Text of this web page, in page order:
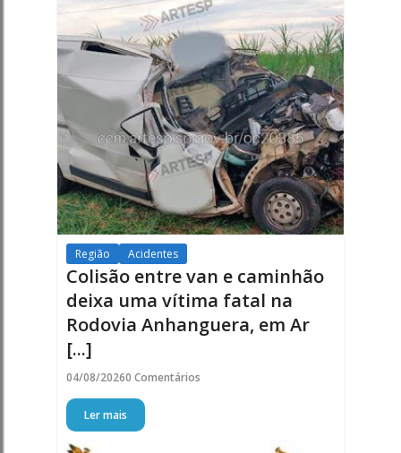
Região Acidentes
Colisão entre van e caminhão
deixa uma vítima fatal na
Rodovia Anhanguera, em Ar
[...]
04/08/20260 Comentários
Ler mais